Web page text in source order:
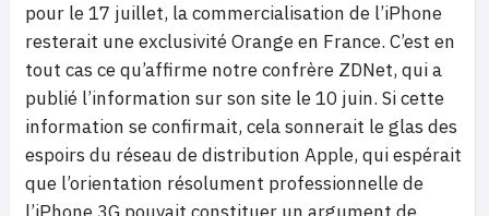
pour le 17 juillet, la commercialisation de l’iPhone
resterait une exclusivité Orange en France. C’est en
tout cas ce qu’affirme notre confrère ZDNet, qui a
publié l’information sur son site le 10 juin. Si cette
information se confirmait, cela sonnerait le glas des
espoirs du réseau de distribution Apple, qui espérait
que l’orientation résolument professionnelle de